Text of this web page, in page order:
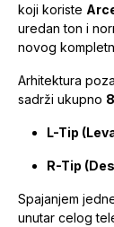
koji koriste
uredan ton i
novog
Arhitektura
sadrži ukupno
L-Tip
R-Tip
Spajanjem
unutar celog